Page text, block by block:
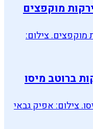
מוקפצים
ברוטב מיסו